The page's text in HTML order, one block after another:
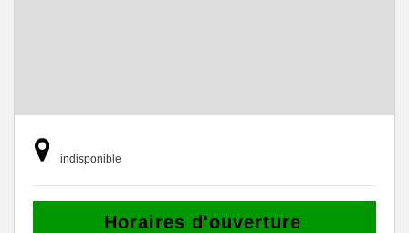
indisponible
Horaires d'ouverture